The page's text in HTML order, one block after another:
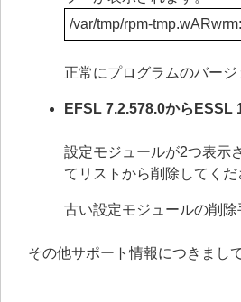
/var/tmp/rpm-
正常にプログラムのバー
EFSL 7.2.578.0からESSL
設定モジュールが2つ表示
てリストから削除してくだ
古い設定モジュールの削除
その他サポート情報につきまして